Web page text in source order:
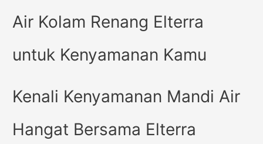
Air Kolam Renang Elterra
untuk Kenyamanan Kamu
Kenali Kenyamanan Mandi Air
Hangat Bersama Elterra